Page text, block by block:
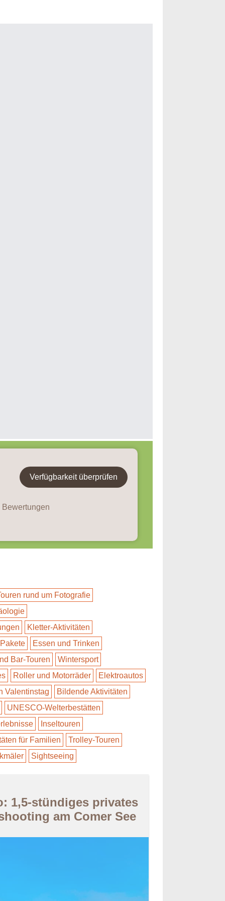
Verfügbarkeit überprüfen
rund um Fotografie
Kletter-Aktivitäten
Essen und Trinken
Bar-Touren
Wintersport
Roller und Motorräder
Elektroautos
Valentinstag
Bildende Aktivitäten
UNESCO-Welterbestätten
Inseltouren
für Familien
Trolley-Touren
Sightseeing
1,5-stündiges privates
am Comer See